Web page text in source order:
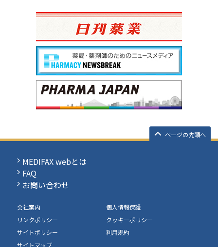
ページの先頭へ
MEDIFAX webとは
FAQ
お問い合わせ
会社案内
個人情報保護
リンクポリシー
クッキーポリシー
サイトポリシー
利用規約
サイトマップ